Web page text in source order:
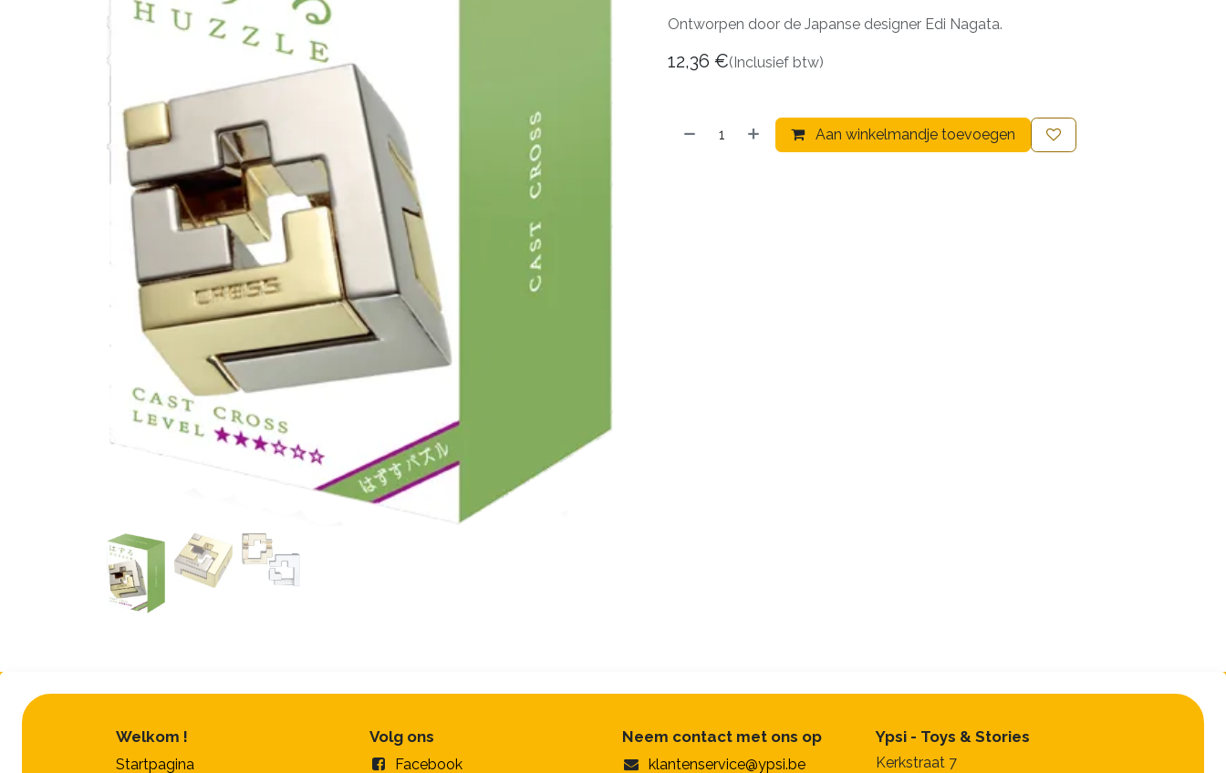
Ontworpen door de Japanse designer Edi Nagata.
12,36 €(Inclusief btw)
Aan winkelmandje toevoegen
Welkom !
Startpagina
Neem contact met ons op
klantenservice@ypsi.be
Ypsi - Toys & Stories
Kerkstraat 7
Volg ons
Facebook